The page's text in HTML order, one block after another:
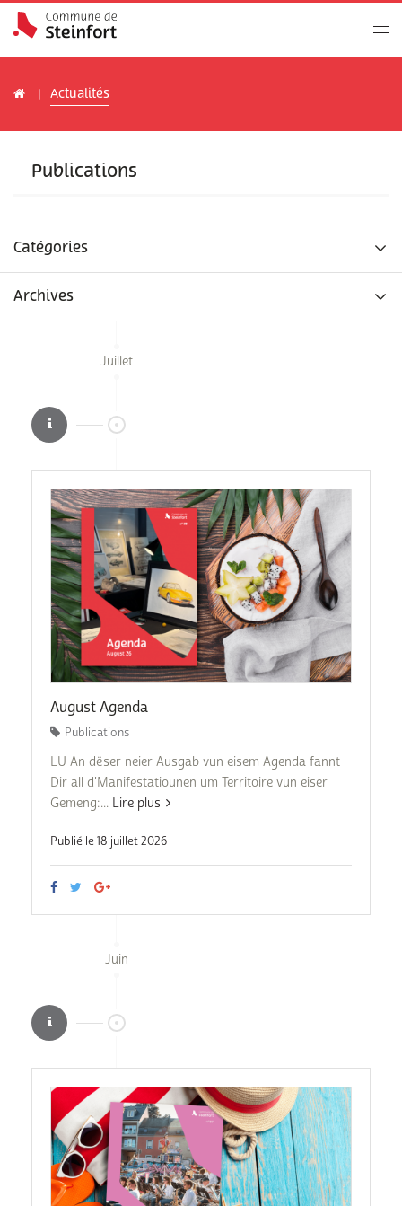
Actualités
Publications
Catégories
Archives
Juillet
August Agenda
Publications
LU An dëser neier Ausgab vun eisem Agenda fannt
Dir all d'Manifestatiounen um Territoire vun eiser
Gemeng:... Lire plus
Publié le 18 juillet 2026
Juin